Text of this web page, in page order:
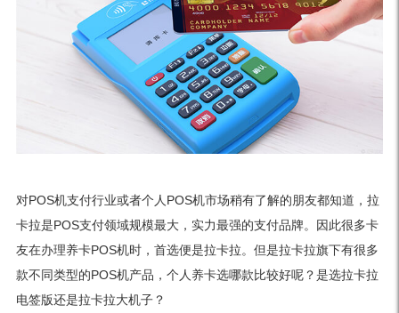
对POS机支付行业或者个人POS机市场稍有了解的朋友都知道，拉
卡拉是POS支付领域规模最大，实力最强的支付品牌。因此很多卡
友在办理养卡POS机时，首选便是拉卡拉。但是拉卡拉旗下有很多
款不同类型的POS机产品，个人养卡选哪款比较好呢？是选拉卡拉
电签版还是拉卡拉大机子？